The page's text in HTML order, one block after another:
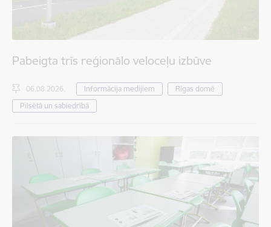
Pabeigta trīs reģionālo veloceļu izbūve
06.08.2026. Informācija medijiem
Rīgas domē
Pilsētā un sabiedrībā